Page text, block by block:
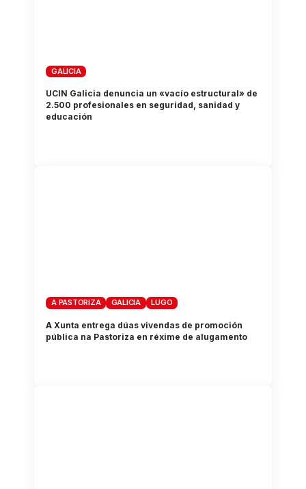
GALICIA
UCIN Galicia denuncia un «vacío estructural» de
2.500 profesionales en seguridad, sanidad y
educación
A PASTORIZA GALICIA LUGO
A Xunta entrega dúas vivendas de promoción
pública na Pastoriza en réxime de alugamento